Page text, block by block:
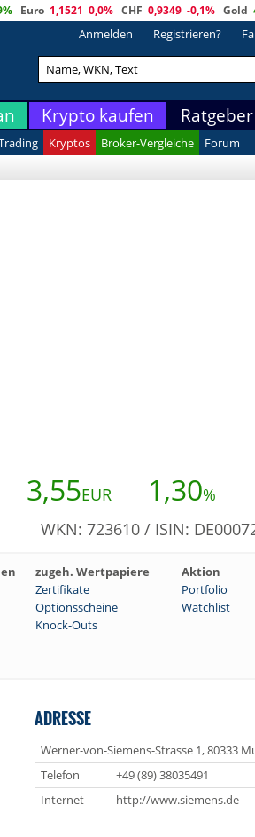
Euro 1,1521 0,0% CHF 0,9349 -0,1% Gold
Anmelden Registrieren?
Krypto kaufen Ratgeber
Kryptos Broker-Vergleiche
Forum
3,55EUR 1,30%
WKN: 723610 / ISIN:
zugeh. Wertpapiere
Aktion
Zertifikate
Portfolio
Optionsscheine
Watchlist
Knock-Outs
ADRESSE
Werner-von-Siemens-Strasse 1, 80333
Telefon
+49 (89) 38035491
Internet
http://www.siemens.de